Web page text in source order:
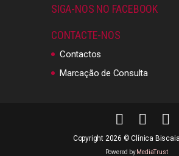
SIGA-NOS NO FACEBOOK
CONTACTE-NOS
Contactos
Marcação de Consulta
Copyright 2026 © Clínica
Powered by MediaTrust